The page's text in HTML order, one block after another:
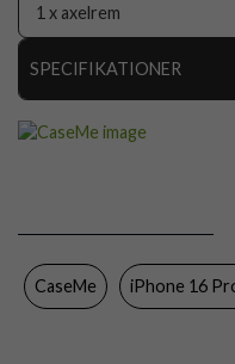
1 x axelrem
SPECIFIKATIONER
Färg
CaseMe iPhone 16